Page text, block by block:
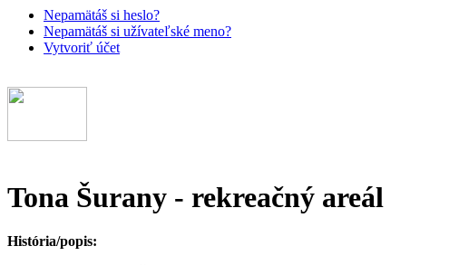
Nepamätáš si heslo?
Nepamätáš si užívateľské meno?
Vytvoriť účet
Tona Šurany - rekreačný areál
História/popis: